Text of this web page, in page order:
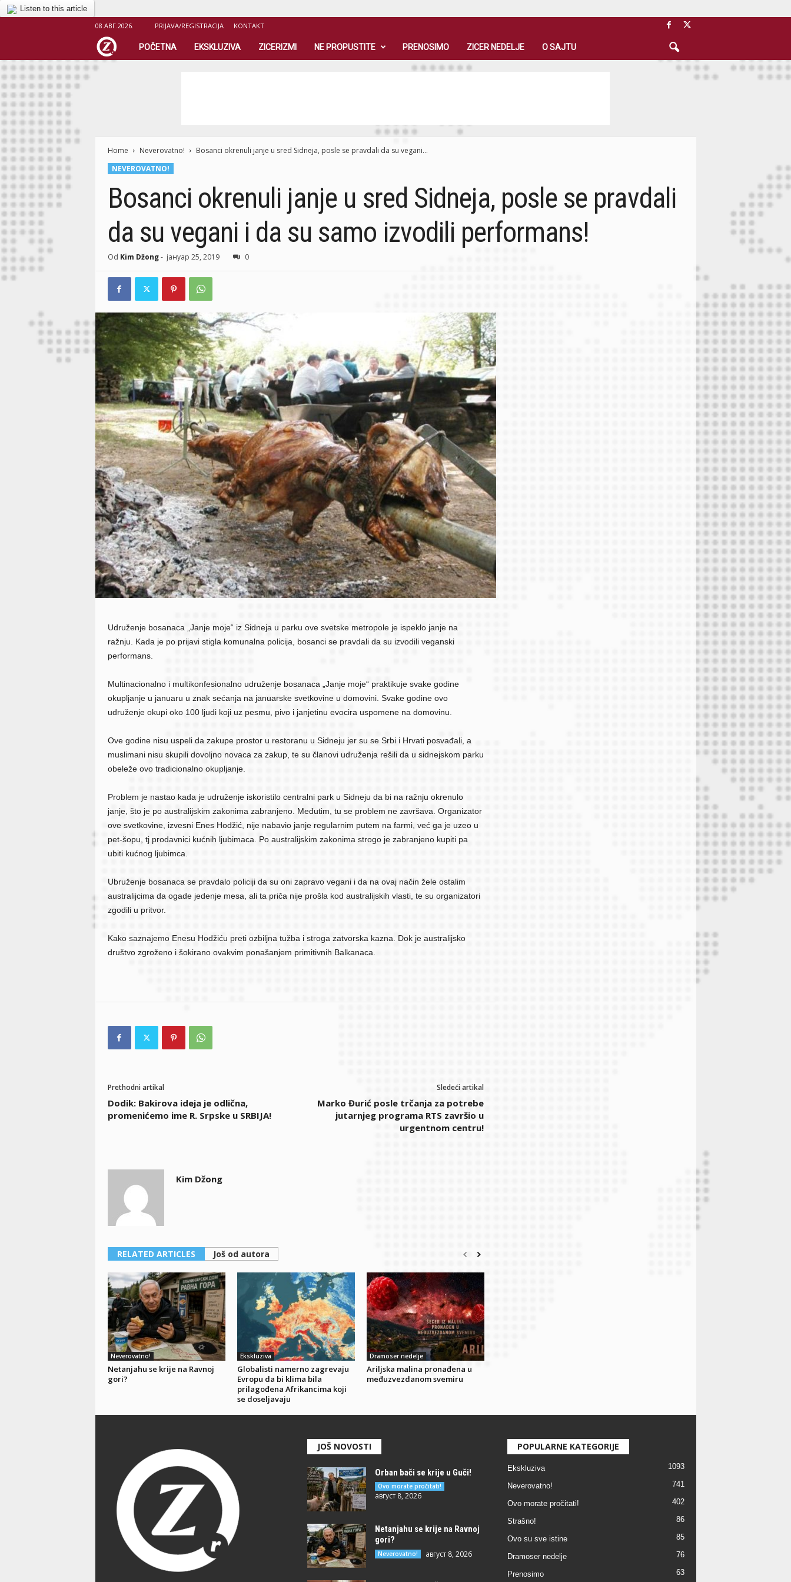
Listen to this article
08.АВГ.2026.
PRIJAVA/REGISTRACIJA KONTAKT
.
o
r
POČETNA EKSKLUZIVA ZICERIZMI NE PROPUSTITE PRENOSIMO ZICER NEDELJE O SAJTU
Home Neverovatno!
Bosanci okrenuli janje u sred Sidneja, posle se pravdali da su vegani...
NEVEROVATNO!
Bosanci okrenuli janje u sred Sidneja, posle se pravdali
da su vegani i da su samo izvodili performans!
Od Kim Džong- јануар 25, 2019 0
Udruženje bosanaca „Janje moje“ iz Sidneja u parku ove svetske metropole je ispeklo janje na
ražnju. Kada je po prijavi stigla komunalna policija, bosanci se pravdali da su izvodili veganski
performans.
Multinacionalno i multikonfesionalno udruženje bosanaca „Janje moje“ praktikuje svake godine
okupljanje u januaru u znak sećanja na januarske svetkovine u domovini. Svake godine ovo
udruženje okupi oko 100 ljudi koji uz pesmu, pivo i janjetinu evocira uspomene na domovinu.
Ove godine nisu uspeli da zakupe prostor u restoranu u Sidneju jer su se Srbi i Hrvati posvađali, a
muslimani nisu skupili dovoljno novaca za zakup, te su članovi udruženja rešili da u sidnejskom parku
obeleže ovo tradicionalno okupljanje.
Problem je nastao kada je udruženje iskoristilo centralni park u Sidneju da bi na ražnju okrenulo
janje, što je po australijskim zakonima zabranjeno. Međutim, tu se problem ne završava. Organizator
ove svetkovine, izvesni Enes Hodžić, nije nabavio janje regularnim putem na farmi, već ga je uzeo u
pet-šopu, tj prodavnici kućnih ljubimaca. Po australijskim zakonima strogo je zabranjeno kupiti pa
ubiti kućnog ljubimca.
Ubruženje bosanaca se pravdalo policiji da su oni zapravo vegani i da na ovaj način žele ostalim
australijcima da ogade jedenje mesa, ali ta priča nije prošla kod australijskih vlasti, te su organizatori
zgodili u pritvor.
Kako saznajemo Enesu Hodžiću preti ozbiljna tužba i stroga zatvorska kazna. Dok je australijsko
društvo zgroženo i šokirano ovakvim ponašanjem primitivnih Balkanaca.
Prethodni artikal
Dodik: Bakirova ideja je odlična,
promenićemo ime R. Srpske u SRBIJA!
Sledeći artikal
Marko Đurić posle trčanja za potrebe
jutarnjeg programa RTS završio u
urgentnom centru!
Kim Džong
RELATED ARTICLES Još od autora
Neverovatno!
Netanjahu se krije na Ravnoj
gori?
Ekskluziva
Globalisti namerno zagrevaju
Evropu da bi klima bila
prilagođena Afrikancima koji
se doseljavaju
Dramoser nedelje
Ariljska malina pronađena u
međuzvezdanom svemiru
JOŠ NOVOSTI
Orban bači se krije u Guči!
Ovo morate pročitati!
август 8, 2026
Netanjahu se krije na Ravnoj
gori?
Neverovatno! август 8, 2026
POPULARNE KATEGORIJE
Ekskluziva 1093
Neverovatno! 741
Ovo morate pročitati! 402
Strašno! 86
Ovo su sve istine 85
Dramoser nedelje 76
Prenosimo 63